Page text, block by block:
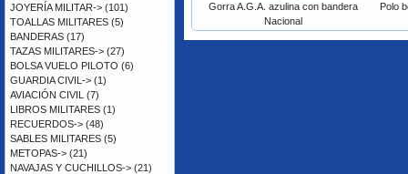
Gorra A.G.A. azulina con bandera
Nacional
Polo
JOYERÍA MILITAR-> (101)
TOALLAS MILITARES (5)
BANDERAS (17)
TAZAS MILITARES-> (27)
BOLSA VUELO PILOTO (6)
GUARDIA CIVIL-> (1)
AVIACIÓN CIVIL (7)
LIBROS MILITARES (1)
RECUERDOS-> (48)
SABLES MILITARES (5)
METOPAS-> (21)
NAVAJAS Y CUCHILLOS-> (21)